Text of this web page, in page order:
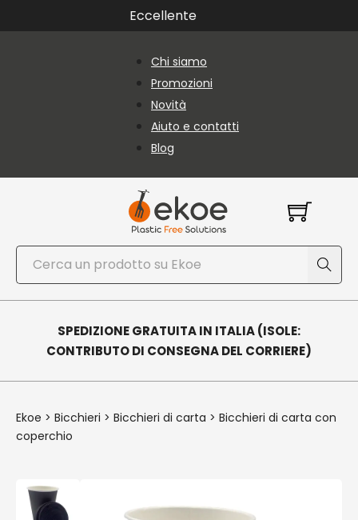
Vai al contenuto principale
Vai al piè di paginaEccellente
Chi siamo
Promozioni
Novità
Aiuto e contatti
Blog
Cerca
SPEDIZIONE GRATUITA IN ITALIA (ISOLE:
CONTRIBUTO DI CONSEGNA DEL CORRIERE)
Ekoe > Bicchieri > Bicchieri di carta > Bicchieri di carta con
coperchio